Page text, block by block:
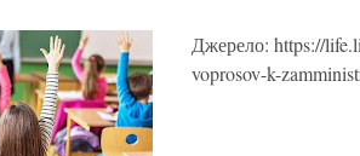
Джерело: https://
voprosov-k-